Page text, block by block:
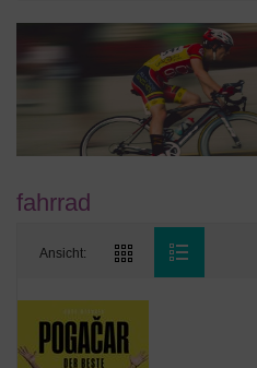
fahrrad
Ansicht: